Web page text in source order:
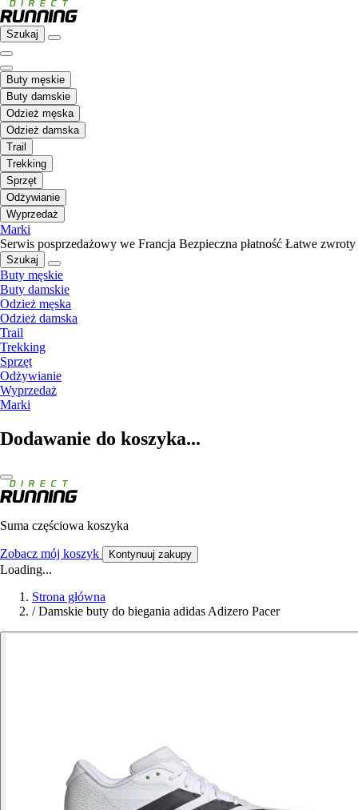
Szukaj
Buty męskie
Buty damskie
Odzież męska
Odzież damska
Trail
Trekking
Sprzęt
Odżywianie
Wyprzedaż
Marki
Serwis posprzedażowy we Francja Bezpieczna płatność Łatwe zwroty
Szukaj
Buty męskie
Buty damskie
Odzież męska
Odzież damska
Trail
Trekking
Sprzęt
Odżywianie
Wyprzedaż
Marki
Dodawanie do koszyka...
Suma częściowa koszyka
Zobacz mój koszyk Kontynuuj zakupy
Loading...
Strona główna
/ Damskie buty do biegania adidas Adizero Pacer